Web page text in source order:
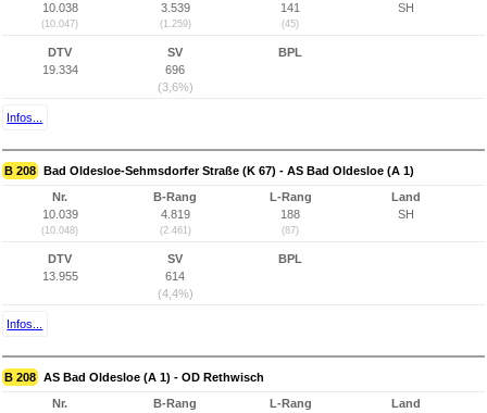
10.038
(10.047)
3.539
(1.259)
141
(45)
SH
DTV
19.334
SV
696
(3,6%)
BPL
Infos...
B 208 Bad Oldesloe-Sehmsdorfer Straße (K 67) - AS Bad Oldesloe (A 1)
Nr.
10.039
(10.048)
B-Rang
4.819
(2.461)
L-Rang
188
(87)
Land
SH
DTV
13.955
SV
614
(4,4%)
BPL
Infos...
B 208 AS Bad Oldesloe (A 1) - OD Rethwisch
Nr.
B-Rang
L-Rang
Land